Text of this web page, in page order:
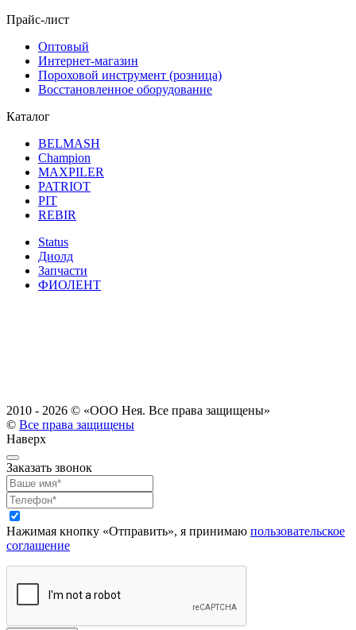
Прайс-лист
Оптовый
Интернет-магазин
Пороховой инструмент (розница)
Восстановленное оборудование
Каталог
BELMASH
Champion
MAXPILER
PATRIOT
PIT
REBIR
Status
Диолд
Запчасти
ФИОЛЕНТ
2010 - 2026 © «ООО Нея. Все права защищены»
© Все права защищены
Наверх
Заказать звонок
Нажимая кнопку «Отправить», я принимаю пользовательское
соглашение